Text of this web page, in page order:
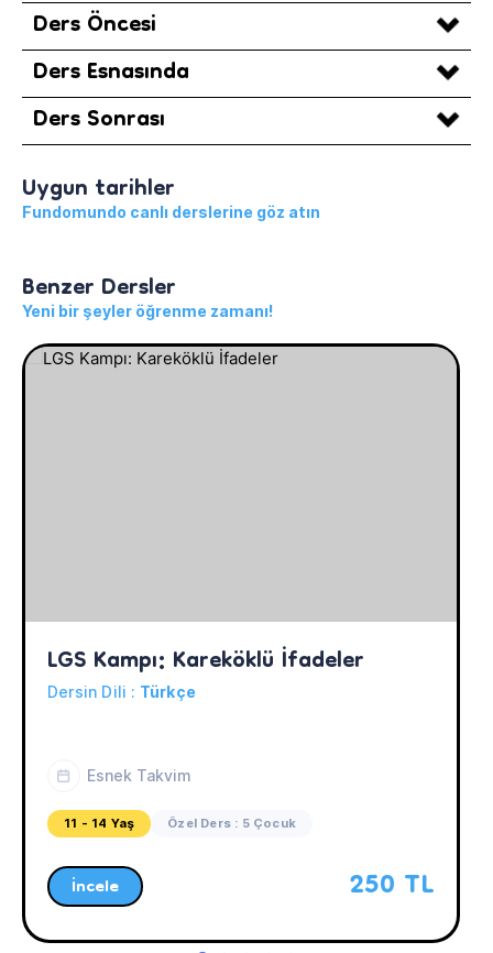
Ders Öncesi
Ders Esnasında
Ders Sonrası
Uygun tarihler
Fundomundo canlı derslerine göz atın
Benzer Dersler
Yeni bir şeyler öğrenme zamanı!
LGS Kampı: Kareköklü İfadeler
Dersin Dili : Türkçe
Esnek Takvim
11 - 14 Yaş Özel Ders : 5 Çocuk
İncele 250 TL